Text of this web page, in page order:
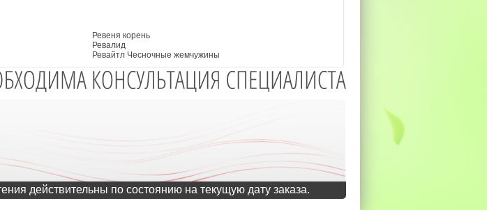
Ревеня корень
Ревалид
Ревайтл Чесночные жемчужины
действительны по состоянию на текущую дату заказа.